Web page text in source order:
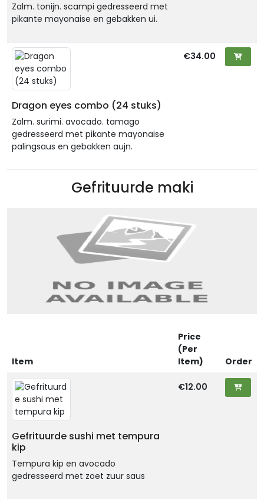
Zalm. tonijn. scampi gedresseerd met
pikante mayonaise en gebakken ui.
Dragon eyes combo (24 stuks)
Zalm. surimi. avocado. tamago
gedresseerd met pikante mayonaise
palingsaus en gebakken aujn.
€34.00
Gefrituurde maki
Item
Price
(Per
Item)
Order
Gefrituurde sushi met tempura
kip
Tempura kip en avocado
gedresseerd met zoet zuur saus
€12.00